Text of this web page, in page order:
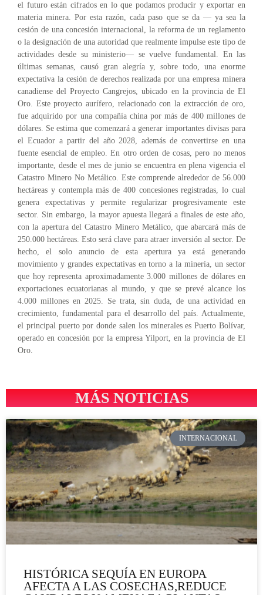
el futuro están cifrados en lo que podamos producir y exportar en
materia minera. Por esta razón, cada paso que se da — ya sea la
cesión de una concesión internacional, la reforma de un reglamento
o la designación de una autoridad que realmente impulse este tipo de
actividades desde su ministerio— se vuelve fundamental. En las
últimas semanas, causó gran alegría y, sobre todo, una enorme
expectativa la cesión de derechos realizada por una empresa minera
canadiense del Proyecto Cangrejos, ubicado en la provincia de El
Oro. Este proyecto aurífero, relacionado con la extracción de oro,
fue adquirido por una compañía china por más de 400 millones de
dólares. Se estima que comenzará a generar importantes divisas para
el Ecuador a partir del año 2028, además de convertirse en una
fuente esencial de empleo. En otro orden de cosas, pero no menos
importante, desde el mes de junio se encuentra en plena vigencia el
Catastro Minero No Metálico. Este comprende alrededor de 56.000
hectáreas y contempla más de 400 concesiones registradas, lo cual
genera expectativas y permite regularizar progresivamente este
sector. Sin embargo, la mayor apuesta llegará a finales de este año,
con la apertura del Catastro Minero Metálico, que abarcará más de
250.000 hectáreas. Esto será clave para atraer inversión al sector. De
hecho, el solo anuncio de esta apertura ya está generando
movimiento y grandes expectativas en torno a la minería, un sector
que hoy representa aproximadamente 3.000 millones de dólares en
exportaciones ecuatorianas al mundo, y que se prevé alcance los
4.000 millones en 2025. Se trata, sin duda, de una actividad en
crecimiento, fundamental para el desarrollo del país. Actualmente,
el principal puerto por donde salen los minerales es Puerto Bolívar,
operado en concesión por la empresa Yilport, en la provincia de El
Oro.
MÁS NOTICIAS
INTERNACIONAL
HISTÓRICA SEQUÍA EN EUROPA
AFECTA A LAS COSECHAS,REDUCE